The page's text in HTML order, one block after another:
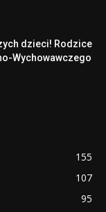
dzieci! Rodzice
Wychowawczego
155
107
95